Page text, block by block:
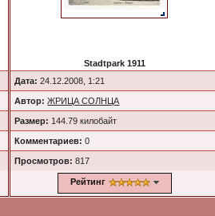
Stadtpark 1911
Дата: 24.12.2008, 1:21
Автор: ЖРИЦА СОЛНЦА
Размер: 144.79 килобайт
Комментариев: 0
Просмотров:817
Рейтинг